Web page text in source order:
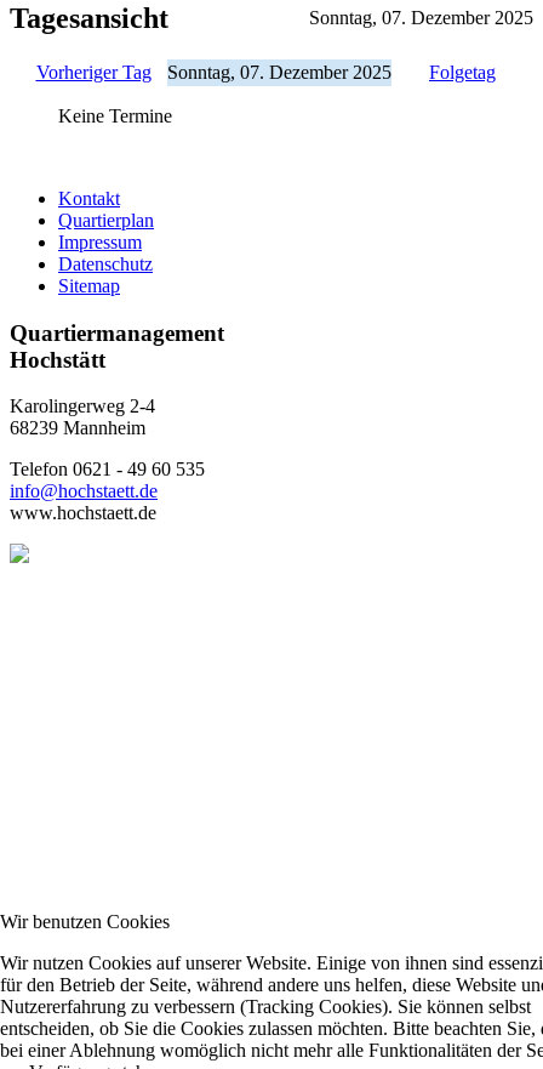
Tagesansicht Sonntag, 07. Dezember 2025
Vorheriger Tag Sonntag, 07. Dezember 2025 Folgetag
Keine Termine
Kontakt
Quartierplan
Impressum
Datenschutz
Sitemap
Quartiermanagement
Hochstätt
Karolingerweg 2-4
68239 Mannheim
Telefon 0621 - 49 60 535
info@hochstaett.de
www.hochstaett.de
Wir benutzen Cookies
Wir nutzen Cookies auf unserer Website. Einige von ihnen sind
für den Betrieb der Seite, während andere uns helfen, diese Website
Nutzererfahrung zu verbessern (Tracking Cookies). Sie können selbst
entscheiden, ob Sie die Cookies zulassen möchten. Bitte beachten Sie,
bei einer Ablehnung womöglich nicht mehr alle Funktionalitäten der